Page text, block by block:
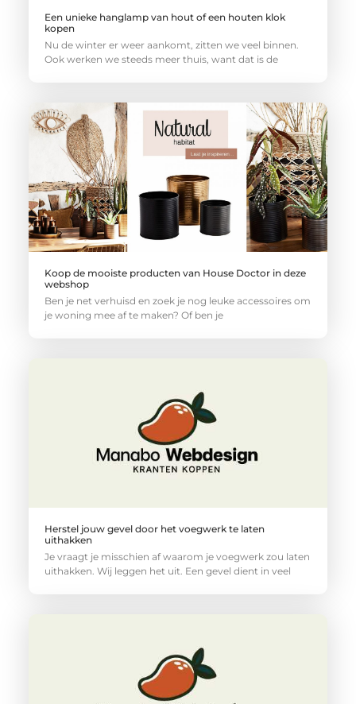
Een unieke hanglamp van hout of een houten klok
kopen
Nu de winter er weer aankomt, zitten we veel binnen.
Ook werken we steeds meer thuis, want dat is de
Koop de mooiste producten van House Doctor in deze
webshop
Ben je net verhuisd en zoek je nog leuke accessoires om
je woning mee af te maken? Of ben je
Herstel jouw gevel door het voegwerk te laten
uithakken
Je vraagt je misschien af waarom je voegwerk zou laten
uithakken. Wij leggen het uit. Een gevel dient in veel